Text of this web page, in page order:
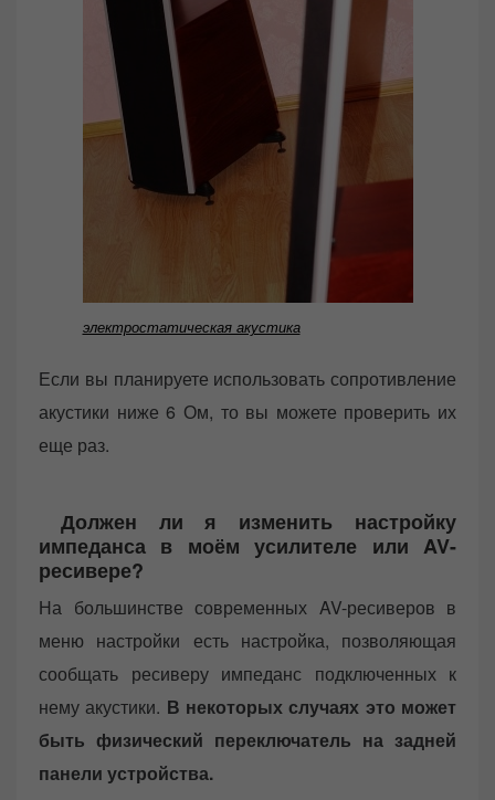
электростатическая акустика
Если вы планируете использовать сопротивление
акустики ниже 6 Ом, то вы можете проверить их
еще раз.
Должен ли я изменить настройку
импеданса в моём усилителе или AV-
ресивере?
На большинстве современных AV-ресиверов в
меню настройки есть настройка, позволяющая
сообщать ресиверу импеданс подключенных к
нему акустики. В некоторых случаях это может
быть физический переключатель на задней
панели устройства.